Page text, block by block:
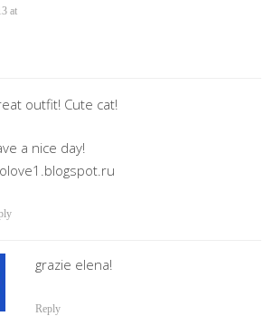
at
outfit! Cute cat!
a nice day!
grazie elena!
Reply